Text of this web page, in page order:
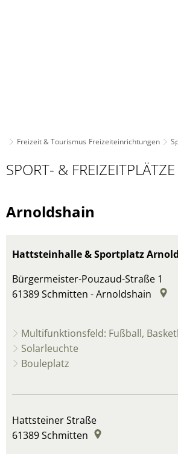
Freizeit & Tourismus Freizeiteinrichtungen
Sport-
Freizeitplätze
SPORT- & FREIZEITPLÄTZE
Arnoldshain
Hattsteinhalle & Sportplatz
Bürgermeister-Pouzaud-Straße 1
61389Schmitten - Arnoldshain
Multifunktionsfeld: Fußball,
Solarleuchte
Bouleplatz
Hattsteiner Straße
61389Schmitten